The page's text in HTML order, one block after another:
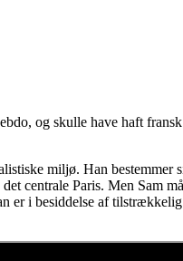
og skulle have haft
miljø. Han
centrale Paris. Men Sam
er i besiddelse af